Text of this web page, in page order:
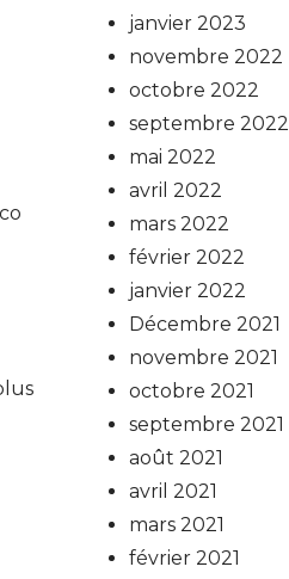
janvier 2023
novembre 2022
octobre 2022
septembre 2022
mai 2022
avril 2022
mars 2022
février 2022
janvier 2022
Décembre 2021
novembre 2021
octobre 2021
septembre 2021
août 2021
avril 2021
mars 2021
février 2021